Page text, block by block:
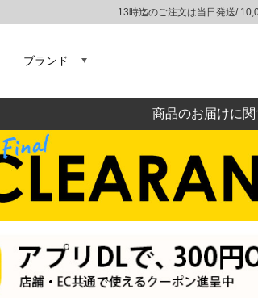
13時迄のご注文は当日発送/
ブランド
商品のお届けに